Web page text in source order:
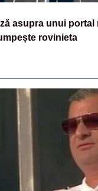
asupra unui portal
rovinieta